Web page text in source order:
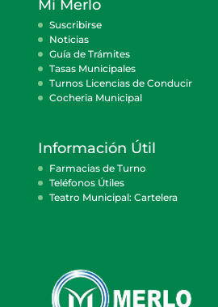
Mi Merlo
Suscribirse
Noticias
Guía de Trámites
Tasas Municipales
Turnos Licencias de Conducir
Cocheria Municipal
Información Útil
Farmacias de Turno
Teléfonos Útiles
Teatro Municipal: Cartelera